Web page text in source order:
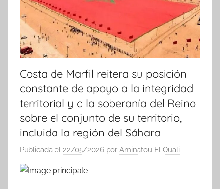
Costa de Marfil reitera su posición
constante de apoyo a la integridad
territorial y a la soberanía del Reino
sobre el conjunto de su territorio,
incluida la región del Sáhara
Publicada el 22/05/2026 por Aminatou El Ouali